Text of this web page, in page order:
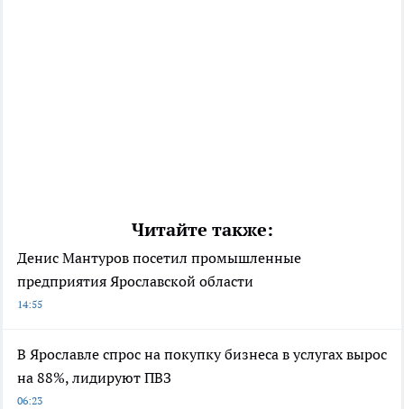
Читайте также:
Денис Мантуров посетил промышленные
предприятия Ярославской области
14:55
В Ярославле спрос на покупку бизнеса в услугах вырос
на 88%, лидируют ПВЗ
06:23